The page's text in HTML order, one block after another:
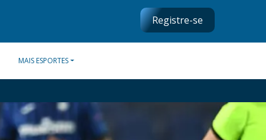
Registre-se
MAIS ESPORTES